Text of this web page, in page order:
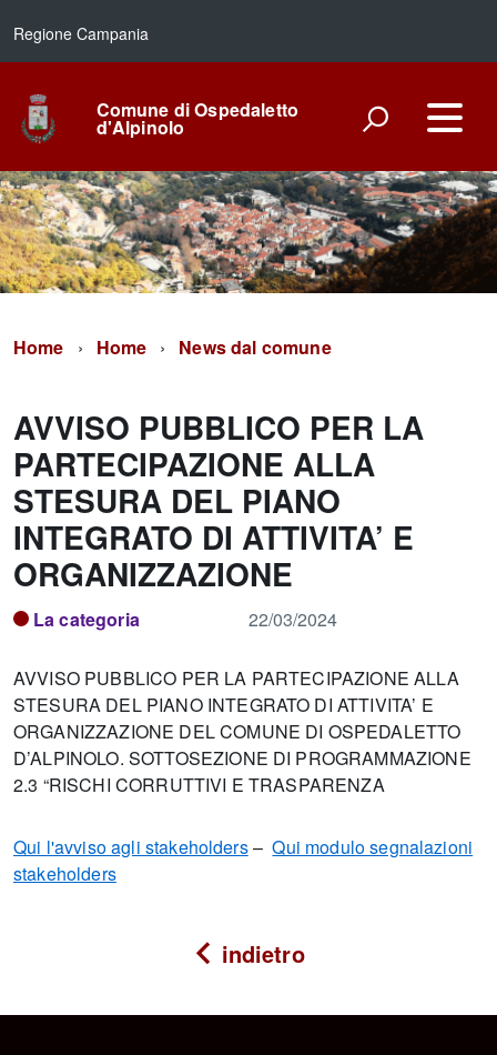
Regione Campania
Comune di Ospedaletto
d'Alpinolo
Home Home News dal comune
AVVISO PUBBLICO PER LA
PARTECIPAZIONE ALLA
STESURA DEL PIANO
INTEGRATO DI ATTIVITA’ E
ORGANIZZAZIONE
La categoria 22/03/2024
AVVISO PUBBLICO PER LA PARTECIPAZIONE ALLA
STESURA DEL PIANO INTEGRATO DI ATTIVITA’ E
ORGANIZZAZIONE DEL COMUNE DI OSPEDALETTO
D’ALPINOLO. SOTTOSEZIONE DI PROGRAMMAZIONE
2.3 “RISCHI CORRUTTIVI E TRASPARENZA
Qui l'avviso agli stakeholders–Qui modulo segnalazioni
stakeholders
indietro